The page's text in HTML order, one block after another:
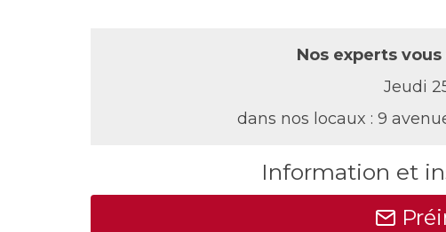
Nos experts
Jeudi
dans nos locaux : 9
Information et